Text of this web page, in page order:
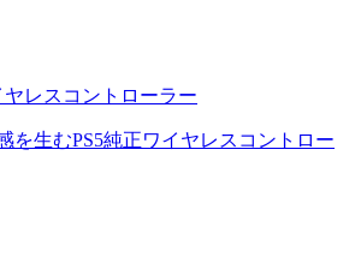
ヤレスコントローラー
を生むPS5純正ワイヤレスコントロー